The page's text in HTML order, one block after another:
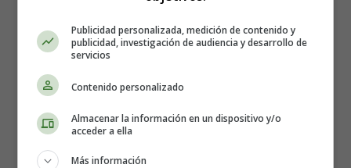
Publicidad personalizada, medición de contenido y
publicidad, investigación de audiencia y desarrollo de
servicios
Contenido personalizado
Almacenar la información en un dispositivo y/o
acceder a ella
Más información